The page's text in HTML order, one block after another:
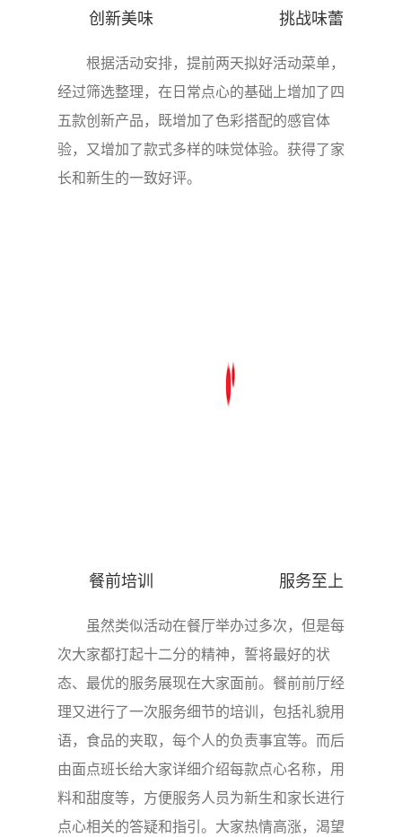
创新美味 挑战味蕾
根据活动安排，提前两天拟好活动菜单，
经过筛选整理，在日常点心的基础上增加了四
五款创新产品，既增加了色彩搭配的感官体
验，又增加了款式多样的味觉体验。获得了家
长和新生的一致好评。
餐前培训 服务至上
虽然类似活动在餐厅举办过多次，但是每
次大家都打起十二分的精神，誓将最好的状
态、最优的服务展现在大家面前。餐前前厅经
理又进行了一次服务细节的培训，包括礼貌用
语，食品的夹取，每个人的负责事宜等。而后
由面点班长给大家详细介绍每款点心名称，用
料和甜度等，方便服务人员为新生和家长进行
点心相关的答疑和指引。大家热情高涨，渴望